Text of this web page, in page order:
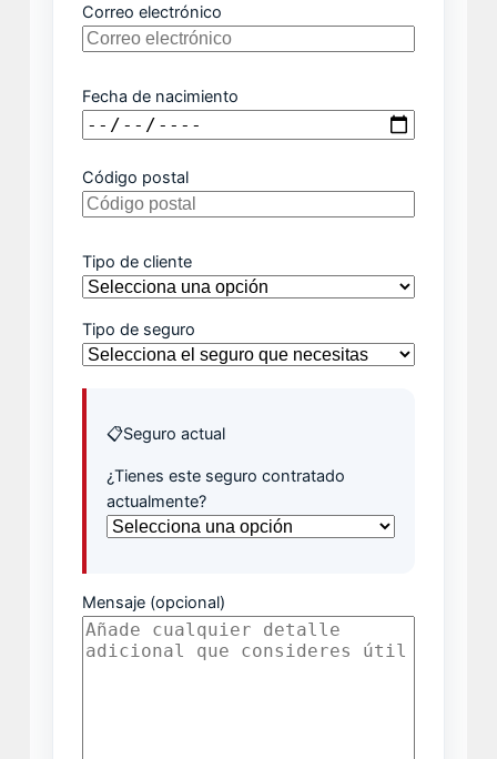
Correo electrónico
Fecha de nacimiento
Código postal
Tipo de cliente
Tipo de seguro
📋Seguro actual
¿Tienes este seguro contratado
actualmente?
Mensaje (opcional)